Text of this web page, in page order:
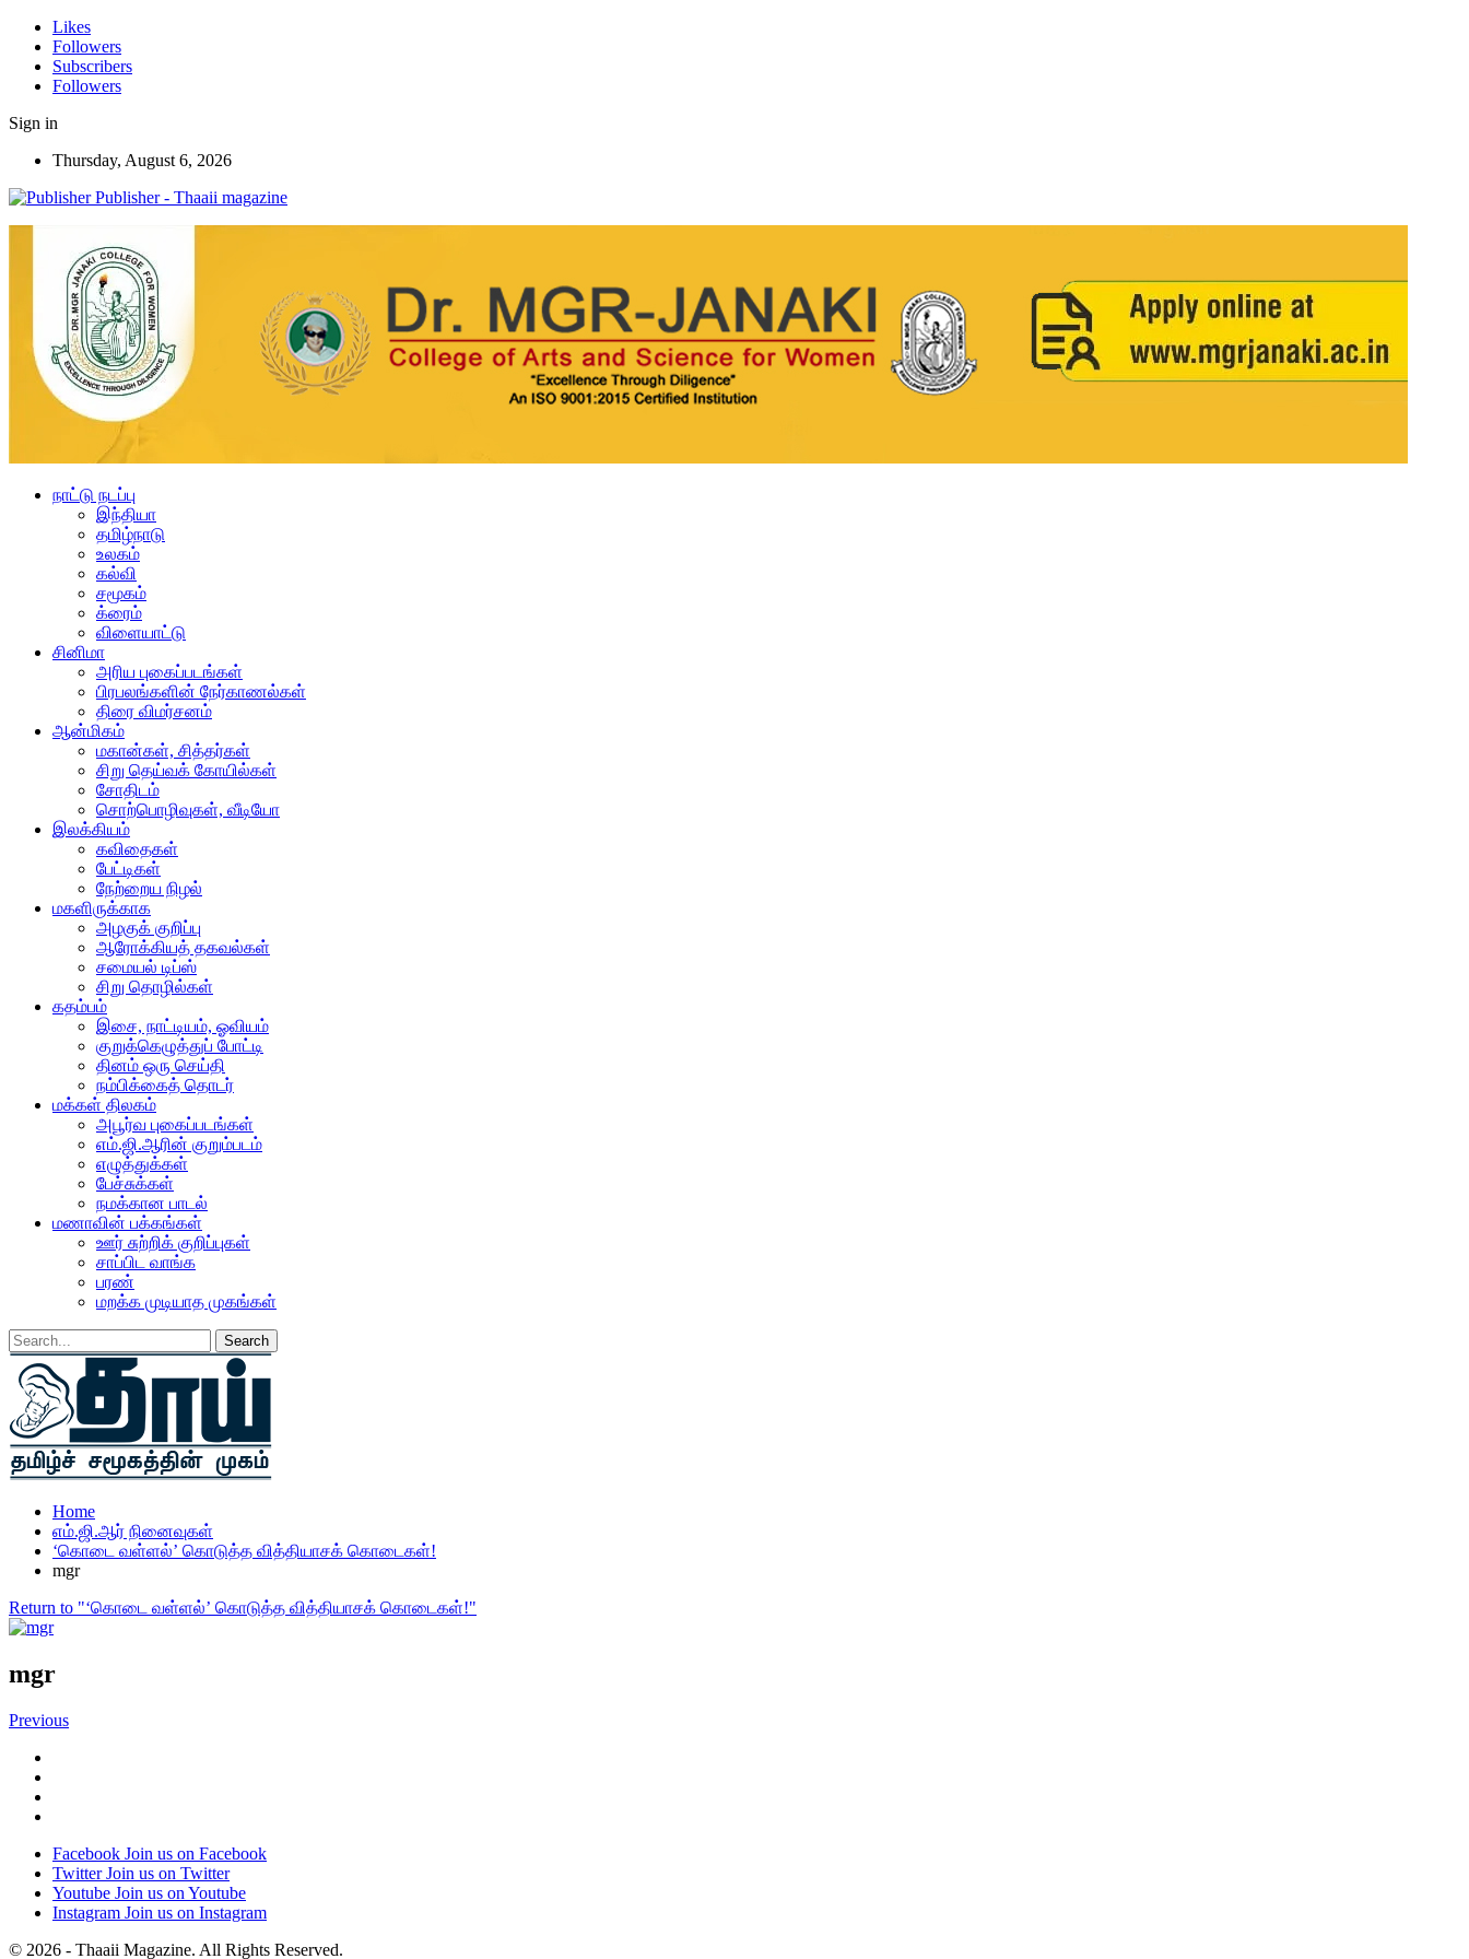
Likes
Followers
Subscribers
Followers
Sign in
Thursday, August 6, 2026
Publisher - Thaaii magazine
நாட்டு நடப்பு
இந்தியா
தமிழ்நாடு
உலகம்
கல்வி
சமூகம்
க்ரைம்
விளையாட்டு
சினிமா
அரிய புகைப்படங்கள்
பிரபலங்களின் நேர்காணல்கள்
திரை விமர்சனம்
ஆன்மிகம்
மகான்கள், சித்தர்கள்
சிறு தெய்வக் கோயில்கள்
சோதிடம்
சொற்பொழிவுகள், வீடியோ
இலக்கியம்
கவிதைகள்
பேட்டிகள்
நேற்றைய நிழல்
மகளிருக்காக
அழகுக் குறிப்பு
ஆரோக்கியத் தகவல்கள்
சமையல் டிப்ஸ்
சிறு தொழில்கள்
கதம்பம்
இசை, நாட்டியம், ஓவியம்
குறுக்கெழுத்துப் போட்டி
தினம் ஒரு செய்தி
நம்பிக்கைத் தொடர்
மக்கள் திலகம்
அபூர்வ புகைப்படங்கள்
எம்.ஜி.ஆரின் குறும்படம்
எழுத்துக்கள்
பேச்சுக்கள்
நமக்கான பாடல்
மணாவின் பக்கங்கள்
ஊர் சுற்றிக் குறிப்புகள்
சாப்பிட வாங்க
பரண்
மறக்க முடியாத முகங்கள்
Home
எம்.ஜி.ஆர் நினைவுகள்
‘கொடை வள்ளல்’ கொடுத்த வித்தியாசக் கொடைகள்!
mgr
Return to "‘கொடை வள்ளல்’ கொடுத்த வித்தியாசக் கொடைகள்!"
mgr
Previous
Facebook Join us on Facebook
Twitter Join us on Twitter
Youtube Join us on Youtube
Instagram Join us on Instagram
© 2026 - Thaaii Magazine. All Rights Reserved.